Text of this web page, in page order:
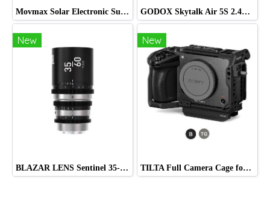
Movmax Solar Electronic Suction Cup Multi-Interface Expansion Edition GODOX Skytalk Air 5S 2.4G Full-Duplex Wireless Intercom System
New
BLAZAR LENS Sentinel 35-60mm T2.2-T2.8 Full-Frame 1.33x Anamorphic Zoom Lens (Sony E)
New
TILTA Full Camera Cage for Sony FX5